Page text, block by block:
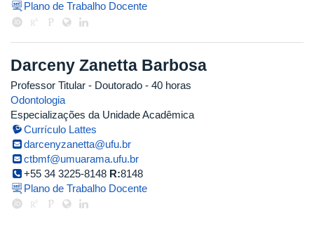
Plano de Trabalho Docente
Darceny Zanetta Barbosa
Professor Titular - Doutorado - 40 horas
Odontologia
Especializações da Unidade Acadêmica
Currículo Lattes
darcenyzanetta@ufu.br
ctbmf@umuarama.ufu.br
+55 34 3225-8148 R:8148
Plano de Trabalho Docente